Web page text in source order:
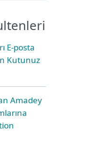
E-posta
Kutunuz
Amadey